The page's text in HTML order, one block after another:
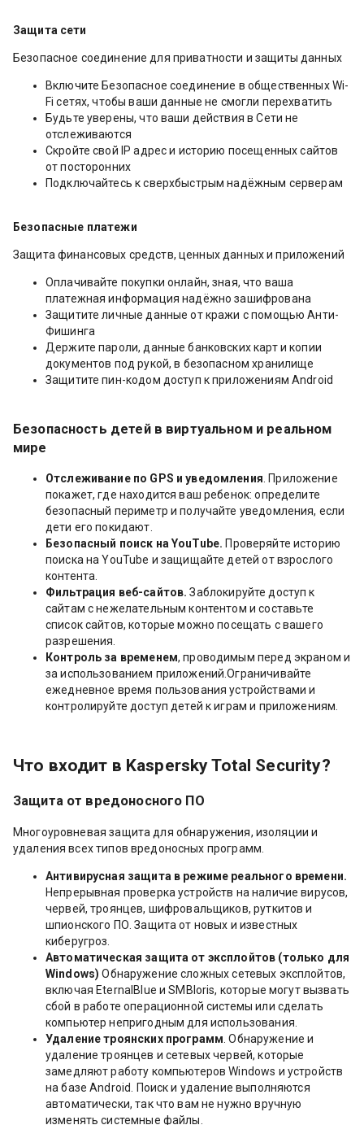
Защита сети
Безопасное соединение для приватности и защиты данных
Включите Безопасное соединение в общественных Wi-
Fi сетях, чтобы ваши данные не смогли перехватить
Будьте уверены, что ваши действия в Сети не
отслеживаются
Скройте свой IP адрес и историю посещенных сайтов
от посторонних
Подключайтесь к сверхбыстрым надёжным серверам
Безопасные платежи
Защита финансовых средств, ценных данных и приложений
Оплачивайте покупки онлайн, зная, что ваша
платежная информация надёжно зашифрована
Защитите личные данные от кражи с помощью Анти-
Фишинга
Держите пароли, данные банковских карт и копии
документов под рукой, в безопасном хранилище
Защитите пин-кодом доступ к приложениям Android
Безопасность детей в виртуальном и реальном
мире
Отслеживание по GPS и уведомления. Приложение
покажет, где находится ваш ребенок: определите
безопасный периметр и получайте уведомления, если
дети его покидают.
Безопасный поиск на YouTube. Проверяйте историю
поиска на YouTube и защищайте детей от взрослого
контента.
Фильтрация веб-сайтов.Заблокируйте доступ к
сайтам с нежелательным контентом и составьте
список сайтов, которые можно посещать с вашего
разрешения.
Контроль за временем, проводимым перед экраном и
за использованием приложений.Ограничивайте
ежедневное время пользования устройствами и
контролируйте доступ детей к играм и приложениям.
Что входит в Kaspersky Total Security?
Защита от вредоносного ПО
Многоуровневая защита для обнаружения, изоляции и
удаления всех типов вредоносных программ.
Антивирусная защита в режиме реального времени.
Непрерывная проверка устройств на наличие вирусов,
червей, троянцев, шифровальщиков, руткитов и
шпионского ПО. Защита от новых и известных
киберугроз.
Автоматическая защита от эксплойтов (только для
Windows)Обнаружение сложных сетевых эксплойтов,
включая EternalBlue и SMBloris, которые могут вызвать
сбой в работе операционной системы или сделать
компьютер непригодным для использования.
Удаление троянских программ . Обнаружение и
удаление троянцев и сетевых червей, которые
замедляют работу компьютеров Windows и устройств
на базе Android. Поиск и удаление выполняются
автоматически, так что вам не нужно вручную
изменять системные файлы.